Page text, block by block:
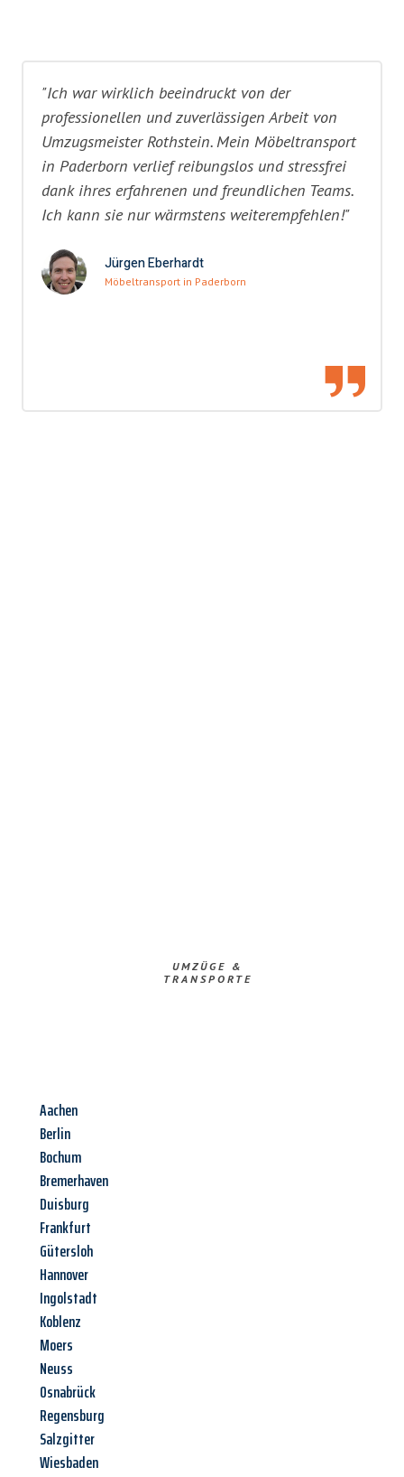
"Ich war wirklich beeindruckt von der
professionellen und zuverlässigen Arbeit von
Umzugsmeister Rothstein. Mein Möbeltransport
in Paderborn verlief reibungslos und stressfrei
dank ihres erfahrenen und freundlichen Teams.
Ich kann sie nur wärmstens weiterempfehlen!"
Jürgen Eberhardt
Möbeltransport in Paderborn
UMZÜGE &
TRANSPORTE
Aachen
Berlin
Bochum
Bremerhaven
Duisburg
Frankfurt
Gütersloh
Hannover
Ingolstadt
Koblenz
Moers
Neuss
Osnabrück
Regensburg
Salzgitter
Wiesbaden